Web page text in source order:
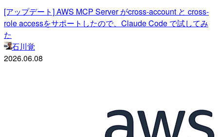
[アップデート] AWS MCP Server がcross-account と cross-
role accessをサポートしたので、Claude Code で試してみ
た
石川覚
2026.06.08